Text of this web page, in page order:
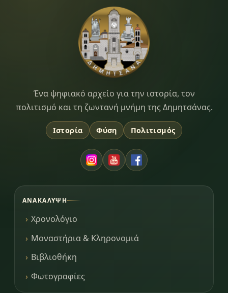
Dimitsana.gr
Ένα ψηφιακό αρχείο για την ιστορία, τον
πολιτισμό και τη ζωντανή μνήμη της Δημητσάνας.
Ιστορία Φύση Πολιτισμός
ΑΝΑΚΆΛΥΨΗ
Χρονολόγιο
Μοναστήρια & Κληρονομιά
Βιβλιοθήκη
Φωτογραφίες